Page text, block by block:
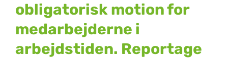
obligatorisk motion for
medarbejderne i
arbejdstiden. Reportage